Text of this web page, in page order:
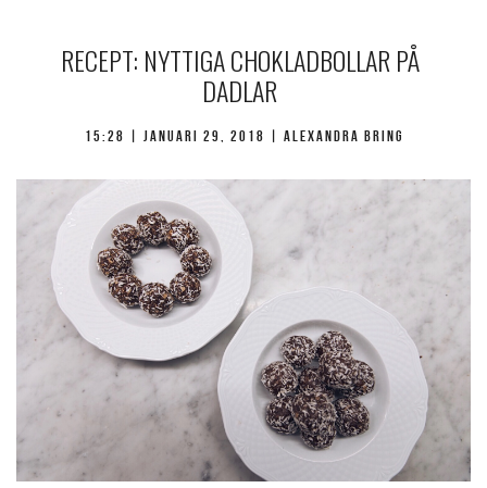
RECEPT: NYTTIGA CHOKLADBOLLAR PÅ
DADLAR
15:28 | januari 29, 2018 | Alexandra Bring